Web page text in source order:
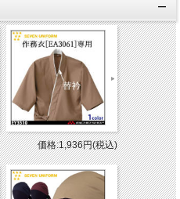
価格:1,936円(税込)